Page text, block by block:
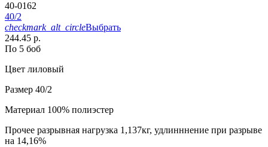
40-0162
40/2
checkmark_alt_circleВыбрать
244.45 р.
По 5 боб
Цвет лиловый
Размер 40/2
Материал 100% полиэстер
Прочее разрывная нагрузка 1,137кг, удлинннение при разрыве
на 14,16%